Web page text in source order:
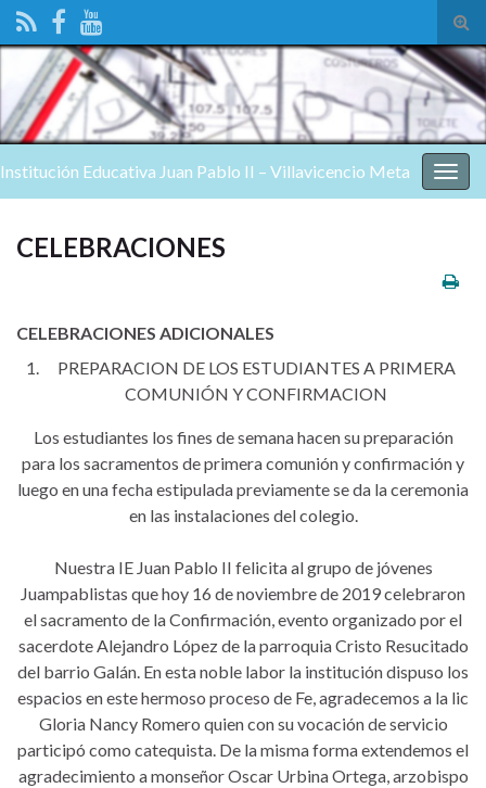
el
de
Institución Educativa Juan Pablo II – Villavicencio Meta
CELEBRACIONES
CELEBRACIONES ADICIONALES
PREPARACION DE LOS ESTUDIANTES A PRIMERA
COMUNIÓN Y CONFIRMACION
Los estudiantes los fines de semana hacen su preparación
para los sacramentos de primera comunión y confirmación y
luego en una fecha estipulada previamente se da la ceremonia
en las instalaciones del colegio.
Nuestra IE Juan Pablo II felicita al grupo de jóvenes
Juampablistas que hoy 16 de noviembre de 2019 celebraron
el sacramento de la Confirmación, evento organizado por el
sacerdote Alejandro López de la parroquia Cristo Resucitado
del barrio Galán. En esta noble labor la institución dispuso los
espacios en este hermoso proceso de Fe, agradecemos a la lic
Gloria Nancy Romero quien con su vocación de servicio
participó como catequista. De la misma forma extendemos el
agradecimiento a monseñor Oscar Urbina Ortega, arzobispo